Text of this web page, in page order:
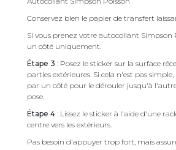
Conservez bien le papier de transfert
Si vous prenez votre autocollant
un côté uniquement.
Étape 3 : Posez le sticker sur la surface
parties extérieures. Si cela n'est pas
par un côté pour le dérouler jusqu'à
pose.
Étape 4 : Lissez le sticker à l'aide d'une
centre vers les extérieurs.
Pas besoin d'appuyer trop fort, mais